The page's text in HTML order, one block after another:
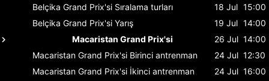
Belçika Grand Prix'si Sıralama turları 18 Jul 15:00
Belçika Grand Prix'si Yarış 19 Jul 14:00
Macaristan Grand Prix'si
26 Jul 14:00
Macaristan Grand Prix'si Birinci antrenman 24 Jul 12:30
Macaristan Grand Prix'si İkinci antrenman 24 Jul 16:00